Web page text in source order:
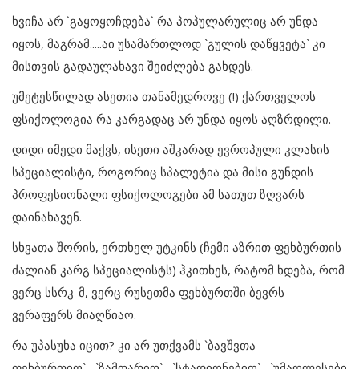
ხვიჩა არ `გაყოყოჩდება` რა პოპულარულიც არ უნდა
იყოს, მაგრამ.....აი უსამართლოდ `გულის დაწყვეტა` კი
მისთვის გადაულახავი შეიძლება გახდეს.
უმეტესწილად ასეთია თანამედროვე (!) ქართველოს
ფსიქოლოგია რა კარგადაც არ უნდა იყოს აღზრდილი.
დიდი იმედი მაქვს, ისეთი აშკარად ევროპული კლასის
სპეციალისტი, როგორიც სპალეტია და მისი გუნდის
პროფესიონალი ფსიქოლოგები ამ სათუთ ზღვარს
დაინახავენ.
სხვათა შორის, ერთხელ უტკინს (ჩემი აზრით ფეხბურთის
ძალიან კარგ სპეციალისტს) ჰკითხეს, რატომ ხდება, რომ
ვერც სსრკ-მ, ვერც რუსეთმა ფეხბურთში ბევრს
ვერაფერს მიაღწიაო.
რა უპასუხა იცით? კი არ უთქვამს `ბავშვთა